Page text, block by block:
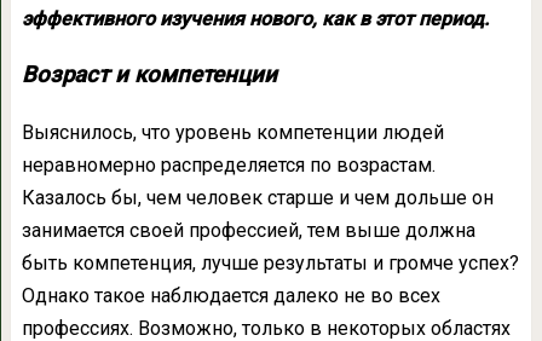
эффективного изучения нового, как в этот период.
Возраст и компетенции
Выяснилось, что уровень компетенции людей
неравномерно распределяется по возрастам.
Казалось бы, чем человек старше и чем дольше он
занимается своей профессией, тем выше должна
быть компетенция, лучше результаты и громче успех?
Однако такое наблюдается далеко не во всех
профессиях. Возможно, только в некоторых областях